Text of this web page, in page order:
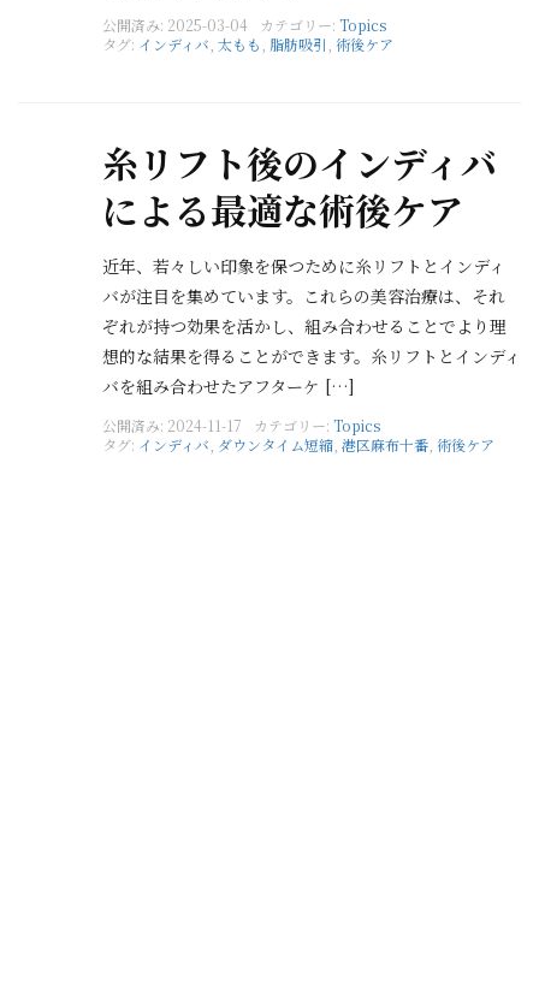
公開済み: 2025-03-04 カテゴリー: Topics
タグ: インディバ 太もも 脂肪吸引 術後ケア
糸リフト後のインディバ
による最適な術後ケア
近年、若々しい印象を保つために糸リフトとインディ
バが注目を集めています。これらの美容治療は、それ
ぞれが持つ効果を活かし、組み合わせることでより理
想的な結果を得ることができます。糸リフトとインディ
バを組み合わせたアフターケ […]
公開済み: 2024-11-17 カテゴリー: Topics
タグ: インディバ ダウンタイム短縮 港区麻布十番 術後ケア